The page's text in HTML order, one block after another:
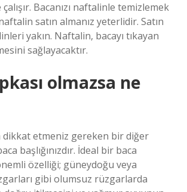
Bacanızı naftalinle temizlemek
satın almanız yeterlidir. Satın
yakın. Naftalin, bacayı tıkayan
sağlayacaktır.
olmazsa ne
dikkat etmeniz gereken bir diğer
başlığınızdır. İdeal bir baca
özelliği; güneydoğu veya
gibi olumsuz rüzgarlarda